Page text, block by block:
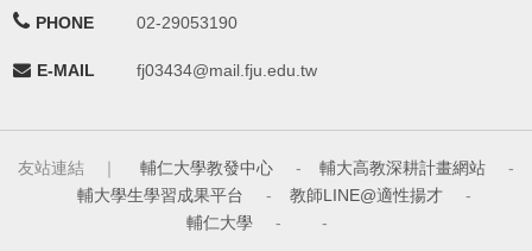
PHONE 02-29053190
E-MAIL fj03434@mail.fju.edu.tw
友站連結 ｜ 輔仁大學教發中心 - 輔大高教深耕計畫網站
-
輔大學生學習成果平台
- 教師LINE@適性揚才
-
輔仁大學
- -